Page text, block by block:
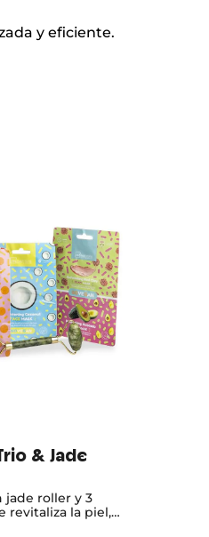
y eficiente.
& Jade
jade roller y 3
revitaliza la piel,